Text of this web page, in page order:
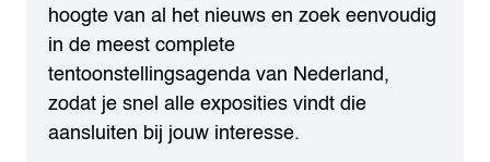
hoogte van al het nieuws en zoek eenvoudig
in de meest complete
tentoonstellingsagenda van Nederland,
zodat je snel alle exposities vindt die
aansluiten bij jouw interesse.